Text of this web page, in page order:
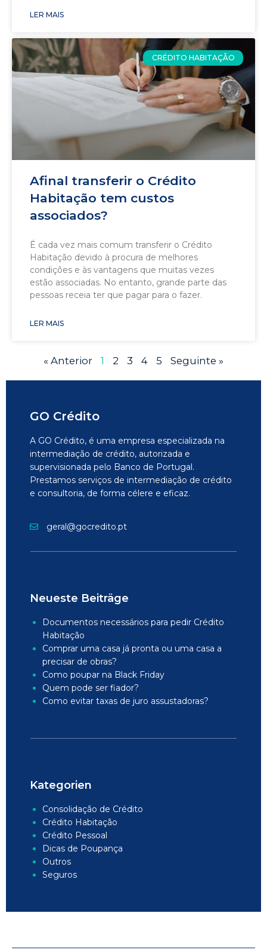
LER MAIS
CRÉDITO HABITAÇÃO
Afinal transferir o Crédito
Habitação tem custos
associados?
É cada vez mais comum transferir o Crédito
Habitação devido à procura de melhores
condições e às vantagens que muitas vezes
estão associadas. No entanto, grande parte das
pessoas receia ter que pagar para o fazer.
LER MAIS
« Anterior 1 2 3 4 5 Seguinte »
GO Crédito
A GO Crédito, é uma empresa especializada na
intermediação de crédito, autorizada e
supervisionada pelo Banco de Portugal.
Prestamos serviços de intermediação de crédito
e consultoria, de forma célere e eficaz.
geral@gocredito.pt
Neueste Beiträge
Documentos necessários para pedir Crédito
Habitação
Comprar uma casa já pronta ou uma casa a
precisar de obras?
Como poupar na Black Friday
Quem pode ser fiador?
Como evitar taxas de juro assustadoras?
Kategorien
Consolidação de Crédito
Crédito Habitação
Crédito Pessoal
Dicas de Poupança
Outros
Seguros